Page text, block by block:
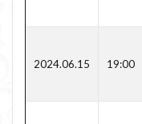
2024.06.15 19:00